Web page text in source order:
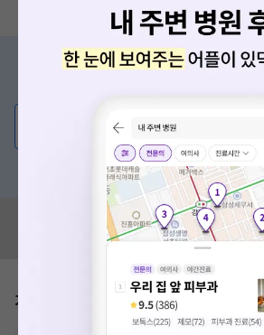
증상/치료, 궁금한 점이
💬 무엇이든 물어보세요
혹은, 의료상담 서비스에 다양한 게
혹시 잘못된 병원정보가 있나요?
모두닥 팀에 알려주세요!
가격표